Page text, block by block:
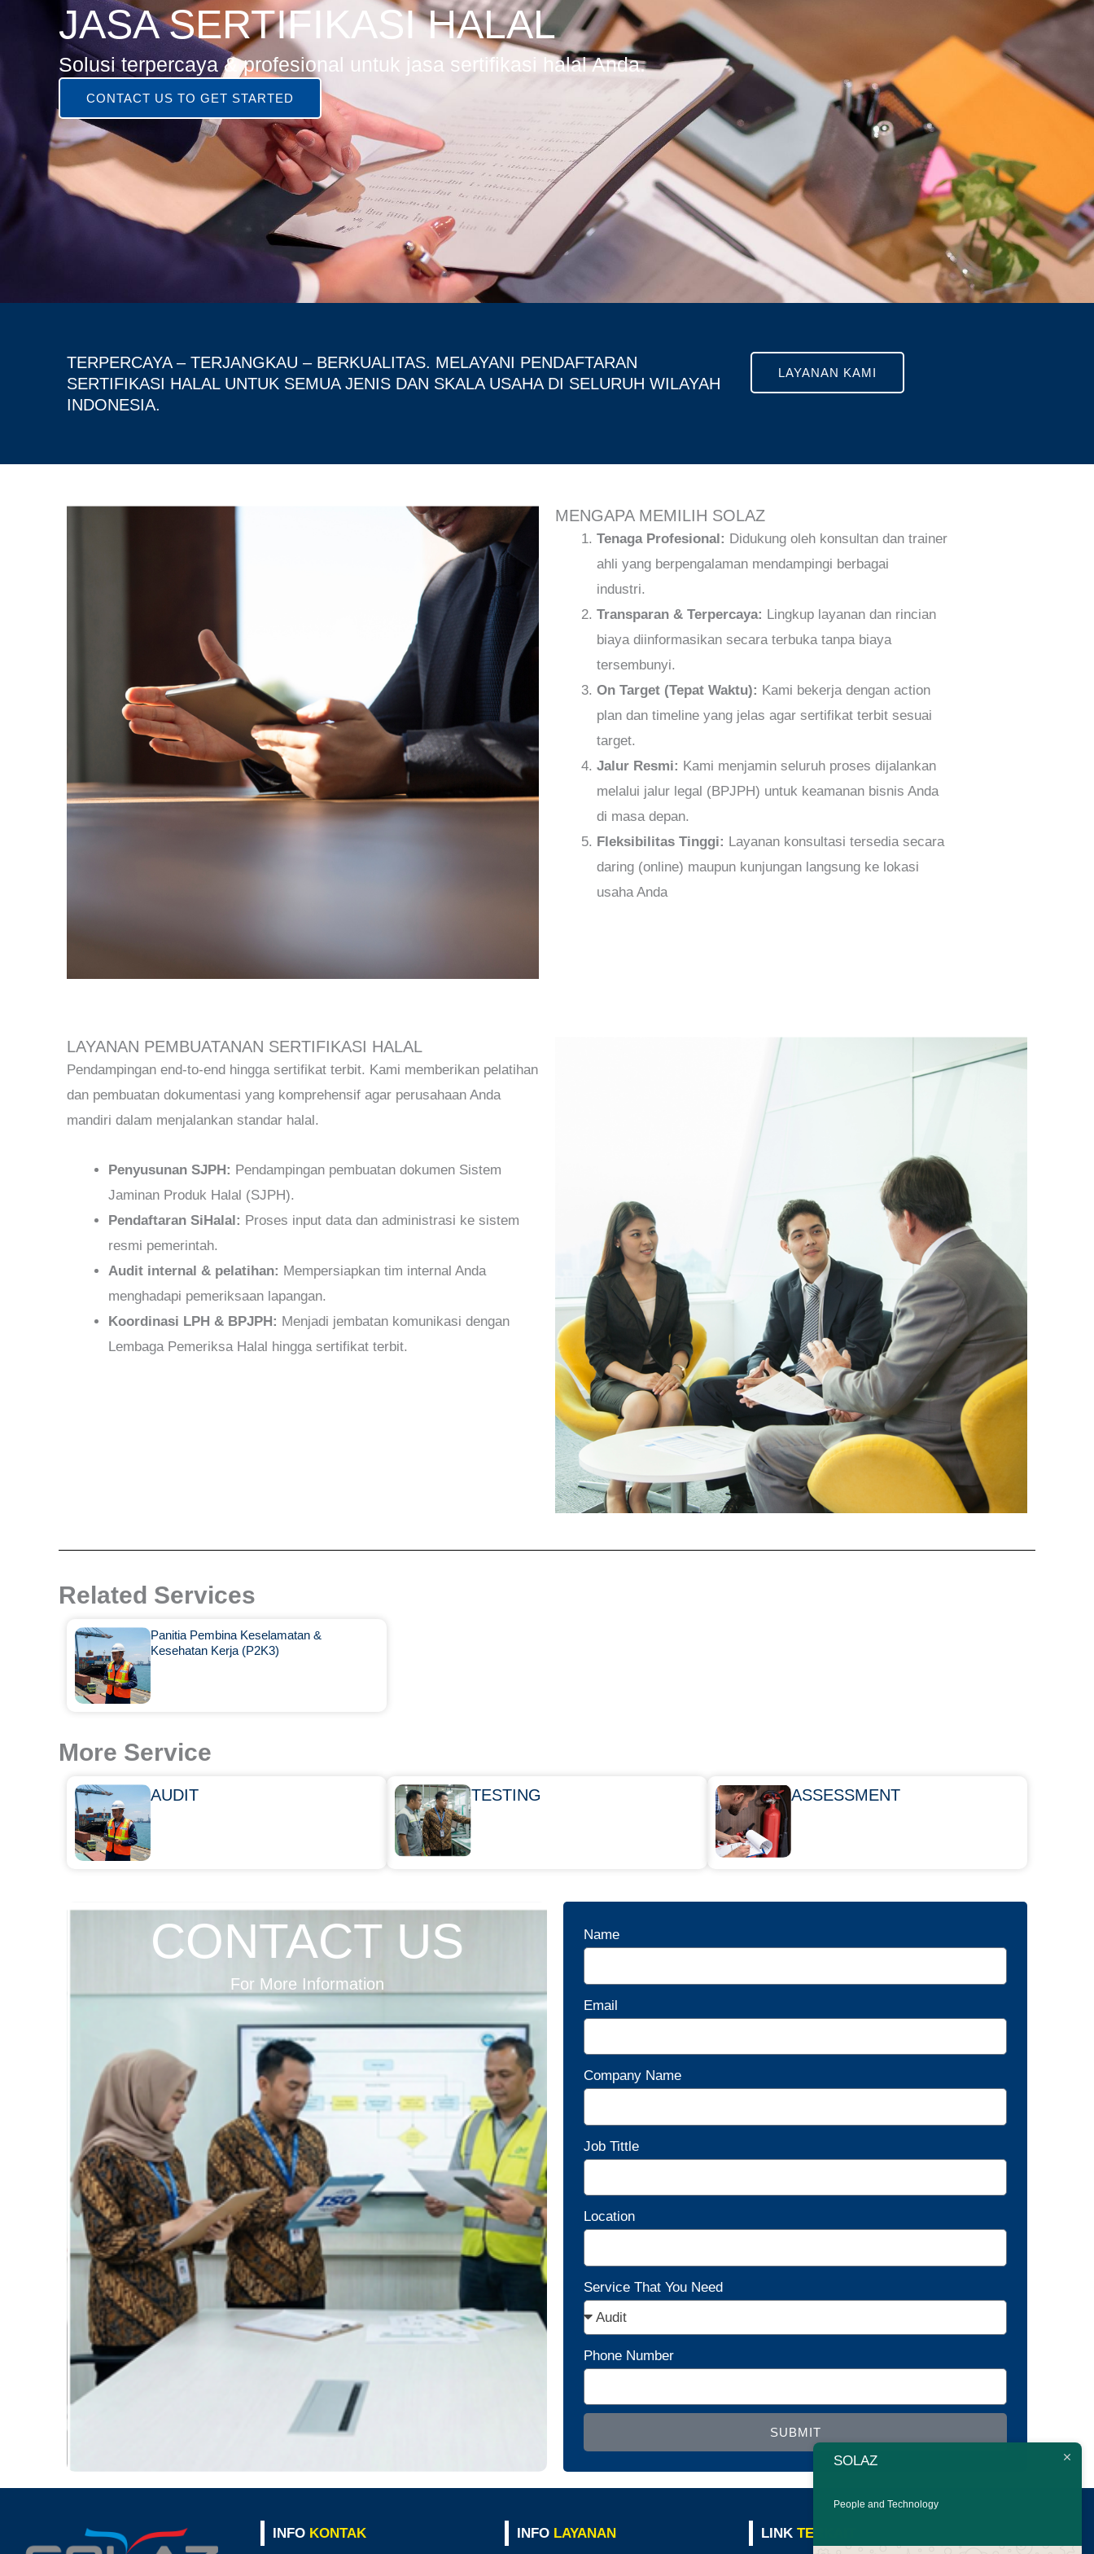
JASA SERTIFIKASI HALAL
Solusi terpercaya & profesional untuk jasa sertifikasi halal Anda.
CONTACT US TO GET STARTED
TERPERCAYA – TERJANGKAU – BERKUALITAS. MELAYANI PENDAFTARAN
SERTIFIKASI HALAL UNTUK SEMUA JENIS DAN SKALA USAHA DI SELURUH WILAYAH
INDONESIA.
LAYANAN KAMI
MENGAPA MEMILIH SOLAZ
Tenaga Profesional: Didukung oleh konsultan dan trainer
ahli yang berpengalaman mendampingi berbagai
industri.
Transparan & Terpercaya: Lingkup layanan dan rincian
biaya diinformasikan secara terbuka tanpa biaya
tersembunyi.
On Target (Tepat Waktu): Kami bekerja dengan action
plan dan timeline yang jelas agar sertifikat terbit sesuai
target.
Jalur Resmi: Kami menjamin seluruh proses dijalankan
melalui jalur legal (BPJPH) untuk keamanan bisnis Anda
di masa depan.
Fleksibilitas Tinggi: Layanan konsultasi tersedia secara
daring (online) maupun kunjungan langsung ke lokasi
usaha Anda
LAYANAN PEMBUATANAN SERTIFIKASI HALAL
Pendampingan end-to-end hingga sertifikat terbit. Kami memberikan pelatihan
dan pembuatan dokumentasi yang komprehensif agar perusahaan Anda
mandiri dalam menjalankan standar halal.
Penyusunan SJPH: Pendampingan pembuatan dokumen Sistem
Jaminan Produk Halal (SJPH).
Pendaftaran SiHalal: Proses input data dan administrasi ke sistem
resmi pemerintah.
Audit internal & pelatihan: Mempersiapkan tim internal Anda
menghadapi pemeriksaan lapangan.
Koordinasi LPH & BPJPH: Menjadi jembatan komunikasi dengan
Lembaga Pemeriksa Halal hingga sertifikat terbit.
Related Services
Panitia Pembina Keselamatan &
Kesehatan Kerja (P2K3)
More Service
AUDIT TESTING ASSESSMENT
CONTACT US
For More Information
Name
Email
Company Name
Job Tittle
Location
Service That You Need
Phone Number
SUBMIT
INFO KONTAK INFO LAYANAN LINK TERKAIT
SOLAZ
People and Technology